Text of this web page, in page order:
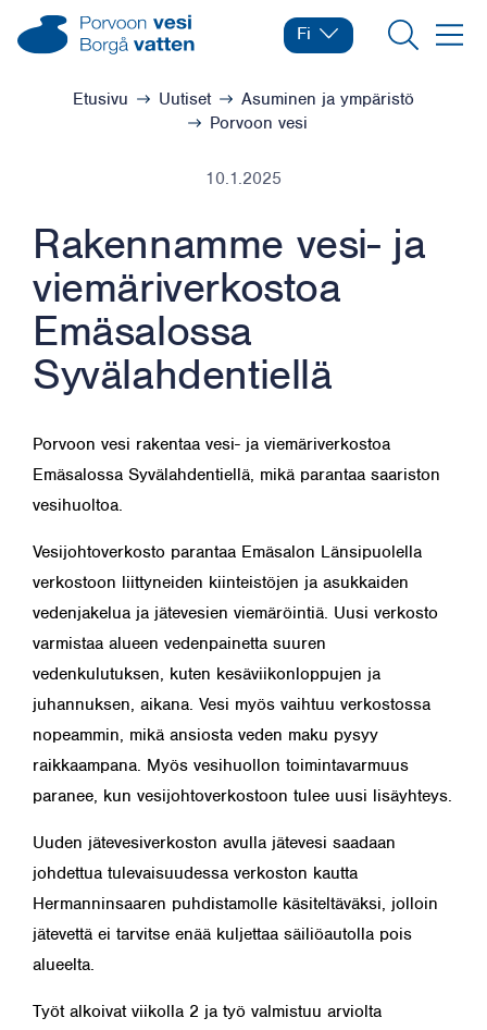
Siirry sisältöön Porvoon vesi – Siirry kotisivulle
Vaihda kieltä
Nykyinen kieli: Suomi
Fi
Hae
Selaa:Etusivu Uutiset
Asuminen ja ympäristö
Porvoon vesi
10.1.2025
Rakennamme vesi- ja
viemäriverkostoa
Emäsalossa
Syvälahdentiellä
Porvoon vesi rakentaa vesi- ja viemäriverkostoa
Emäsalossa Syvälahdentiellä, mikä parantaa saariston
vesihuoltoa.
Vesijohtoverkosto parantaa Emäsalon Länsipuolella
verkostoon liittyneiden kiinteistöjen ja asukkaiden
vedenjakelua ja jätevesien viemäröintiä. Uusi verkosto
varmistaa alueen vedenpainetta suuren
vedenkulutuksen, kuten kesäviikonloppujen ja
juhannuksen, aikana. Vesi myös vaihtuu verkostossa
nopeammin, mikä ansiosta veden maku pysyy
raikkaampana. Myös vesihuollon toimintavarmuus
paranee, kun vesijohtoverkostoon tulee uusi lisäyhteys.
Uuden jätevesiverkoston avulla jätevesi saadaan
johdettua tulevaisuudessa verkoston kautta
Hermanninsaaren puhdistamolle käsiteltäväksi, jolloin
jätevettä ei tarvitse enää kuljettaa säiliöautolla pois
alueelta.
Työt alkoivat viikolla 2 ja työ valmistuu arviolta